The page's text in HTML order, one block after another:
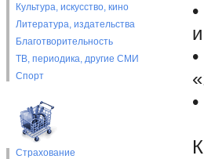
Культура, искусство, кино
Литература, издательства
Благотворительность
ТВ, периодика, другие СМИ
Спорт
Страхование